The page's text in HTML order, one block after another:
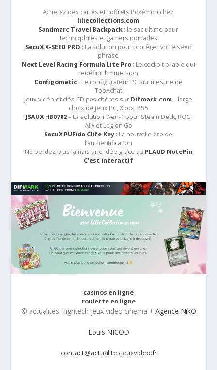
Achetez des cartes et coffrets Pokémon chez
liliecollections.com
Sandmarc Travel Backpack : le sac ultime pour
technophiles et gamers nomades
SecuX X-SEED PRO : La solution pour protéger votre seed
phrase
Next Level Racing Formula Lite Pro: Le cockpit pliable qui
redéfinit l’immersion
Configomatic: Le configurateur PC sur mesure de
TopAchat
Jeux vidéo et clés CD pas chères sur Difmark.com – large
choix de jeux PC, Xbox, PS5
JSAUX HB0702– La solution 7-en-1 pour Steam Deck, ROG
Ally et Legion Go
SecuX PUFido Clife Key : La nouvelle ère de
l’authentification
Ne perdez plus jamais une idée grâce au PLAUD NotePin
C’est interactif
casinos en ligne
roulette en ligne
© actualites Hightech jeux video cinema + Agence NikO
Louis NICOD
contact@actualitesjeuxvideo.fr